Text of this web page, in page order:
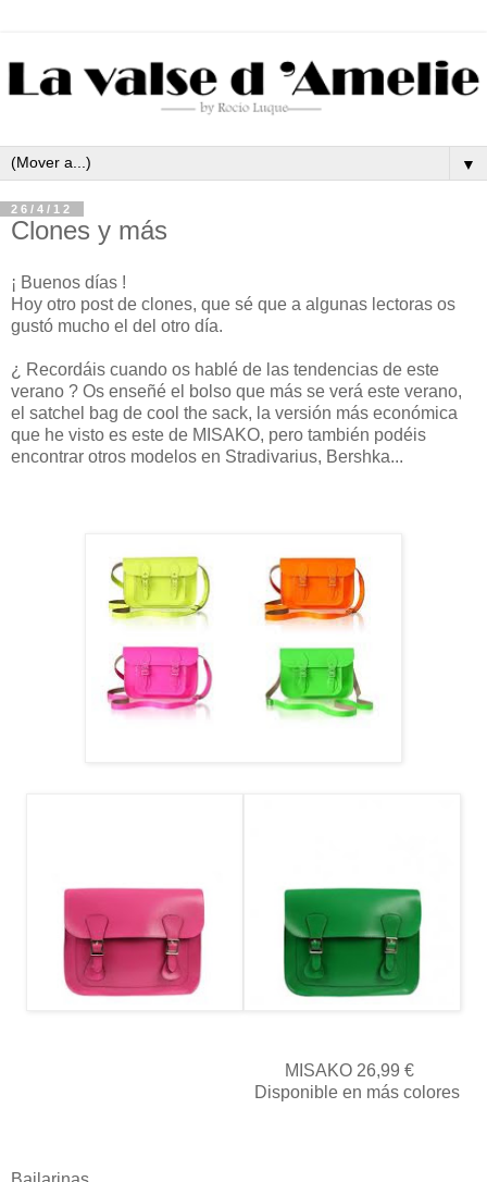
▼
26/4/12
Clones y más
¡ Buenos días !
Hoy otro post de clones, que sé que a algunas lectoras os
gustó mucho el del otro día.
¿ Recordáis cuando os hablé de las tendencias de este
verano ? Os enseñé el bolso que más se verá este verano,
el satchel bag de cool the sack, la versión más económica
que he visto es este de MISAKO, pero también podéis
encontrar otros modelos en Stradivarius, Bershka...
MISAKO 26,99 €
Disponible en más colores